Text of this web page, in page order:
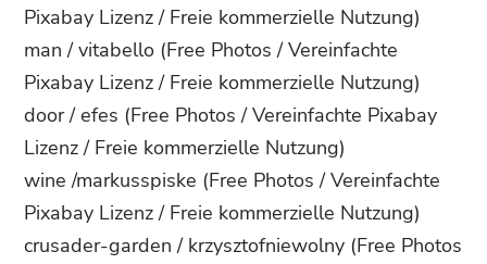
Pixabay Lizenz / Freie kommerzielle Nutzung)
man / vitabello (Free Photos / Vereinfachte
Pixabay Lizenz / Freie kommerzielle Nutzung)
door / efes (Free Photos / Vereinfachte Pixabay
Lizenz / Freie kommerzielle Nutzung)
wine /markusspiske (Free Photos / Vereinfachte
Pixabay Lizenz / Freie kommerzielle Nutzung)
crusader-garden / krzysztofniewolny (Free Photos